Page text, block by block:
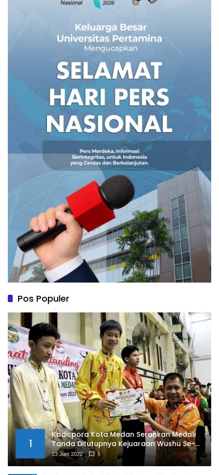
Pos Populer
1
Kadispora Kota Medan Serahkan Medali
Tanda Ditutupnya Kejuaraan Wushu Se-
Kota Medan Memperebutkan Piala Wali
Kota Medan Tahun 2022
23 Juni 2022 1